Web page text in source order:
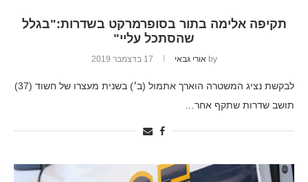
תקיפה אלימה בתור בסופרמרקט בשדרות:"בגלל
שהסתכל עליי"
by אורי גבאי 17 בדצמבר 2019
לבקשת נציג המשטרה הוארך אתמול (ב׳) בשנית מעצרו של חשוד (37)
תושב שדרות שתקף אחר…